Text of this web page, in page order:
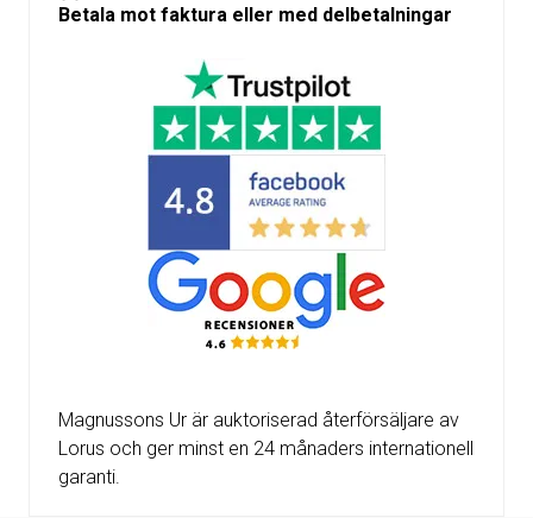
Betala mot faktura eller med delbetalningar
Magnussons Ur är auktoriserad återförsäljare av
Lorus och ger minst en 24 månaders internationell
garanti.